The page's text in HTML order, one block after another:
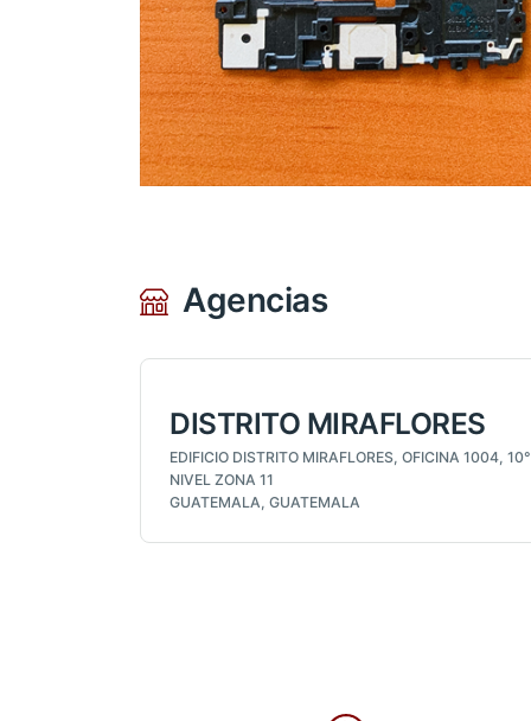
Agencias
DISTRITO MIRAFLORES
EDIFICIO DISTRITO MIRAFLORES, OFICINA 1004, 10°
NIVEL ZONA 11
GUATEMALA, GUATEMALA